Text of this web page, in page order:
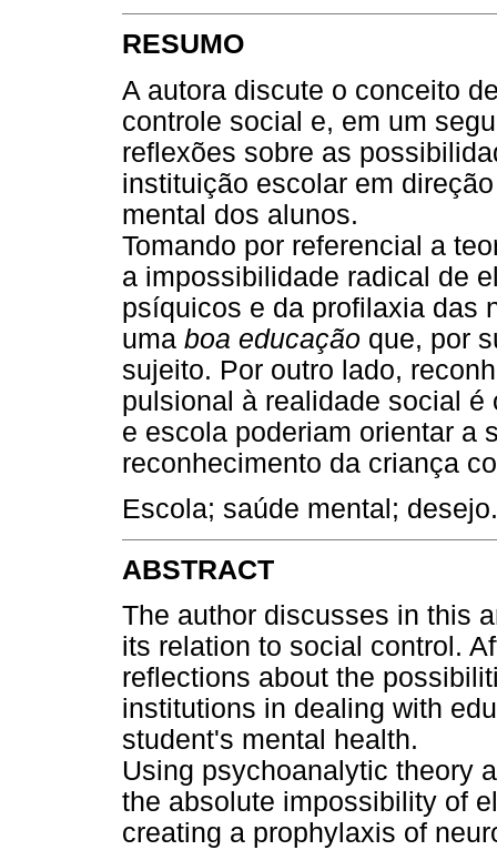
RESUMO
A autora discute o conceito
controle social e, em um
reflexões sobre as
instituição escolar em
mental dos alunos.
Tomando por referencial a
a impossibilidade radical de
psíquicos e da profilaxia das
uma boa educação que, por
sujeito. Por outro lado,
pulsional à realidade social
e escola poderiam orientar a
reconhecimento da criança
Escola; saúde mental; desejo.
ABSTRACT
The author discusses in this
its relation to social control.
reflections about the
institutions in dealing with
student's mental health.
Using psychoanalytic theory
the absolute impossibility of
creating a prophylaxis of